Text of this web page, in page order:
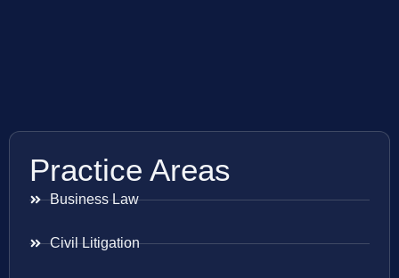
Practice Areas
Business Law
Civil Litigation